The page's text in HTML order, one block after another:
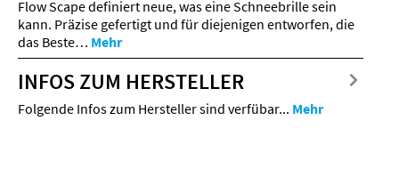
Flow Scape definiert neue, was eine Schneebrille sein
kann. Präzise gefertigt und für diejenigen entworfen, die
das Beste… Mehr
INFOS ZUM HERSTELLER
Folgende Infos zum Hersteller sind verfübar... Mehr